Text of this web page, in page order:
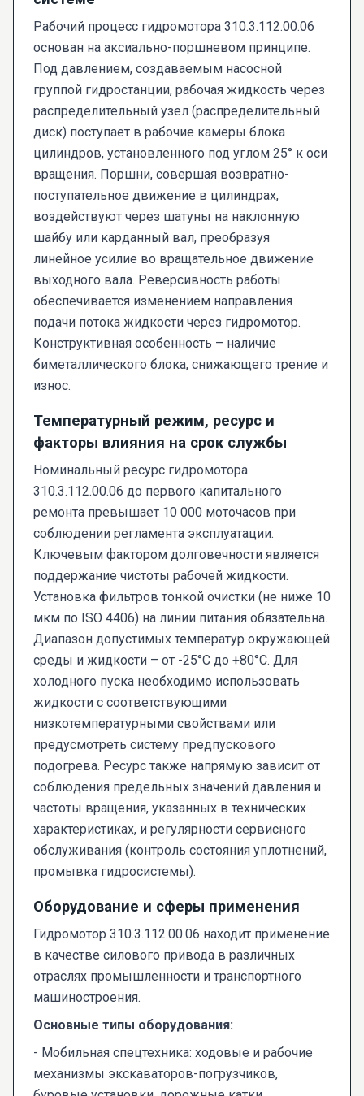
Рабочий процесс гидромотора 310.3.112.00.06
основан на аксиально-поршневом принципе.
Под давлением, создаваемым насосной
группой гидростанции, рабочая жидкость через
распределительный узел (распределительный
диск) поступает в рабочие камеры блока
цилиндров, установленного под углом 25° к оси
вращения. Поршни, совершая возвратно-
поступательное движение в цилиндрах,
воздействуют через шатуны на наклонную
шайбу или карданный вал, преобразуя
линейное усилие во вращательное движение
выходного вала. Реверсивность работы
обеспечивается изменением направления
подачи потока жидкости через гидромотор.
Конструктивная особенность – наличие
биметаллического блока, снижающего трение и
износ.
Температурный режим, ресурс и
факторы влияния на срок службы
Номинальный ресурс гидромотора
310.3.112.00.06 до первого капитального
ремонта превышает 10 000 моточасов при
соблюдении регламента эксплуатации.
Ключевым фактором долговечности является
поддержание чистоты рабочей жидкости.
Установка фильтров тонкой очистки (не ниже 10
мкм по ISO 4406) на линии питания обязательна.
Диапазон допустимых температур окружающей
среды и жидкости – от -25°C до +80°C. Для
холодного пуска необходимо использовать
жидкости с соответствующими
низкотемпературными свойствами или
предусмотреть систему предпускового
подогрева. Ресурс также напрямую зависит от
соблюдения предельных значений давления и
частоты вращения, указанных в технических
характеристиках, и регулярности сервисного
обслуживания (контроль состояния уплотнений,
промывка гидросистемы).
Оборудование и сферы применения
Гидромотор 310.3.112.00.06 находит применение
в качестве силового привода в различных
отраслях промышленности и транспортного
машиностроения.
Основные типы оборудования:
- Мобильная спецтехника: ходовые и рабочие
механизмы экскаваторов-погрузчиков,